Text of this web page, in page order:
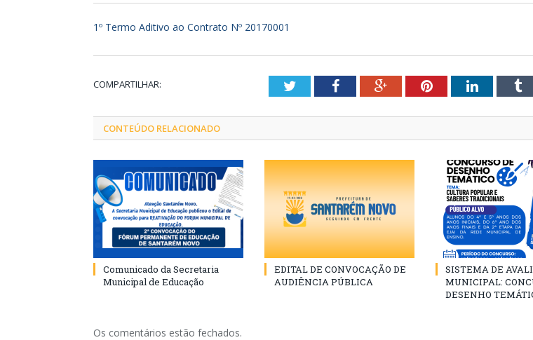
1º Termo Aditivo ao Contrato Nº 20170001
COMPARTILHAR: TwitterFacebookGoogle+PinterestLinkedIn
CONTEÚDO RELACIONADO
Comunicado da Secretaria
Municipal de Educação
EDITAL DE CONVOCAÇÃO DE
AUDIÊNCIA PÚBLICA
SISTEMA DE
MUNICIPAL:
DESENHO
Os comentários estão fechados.